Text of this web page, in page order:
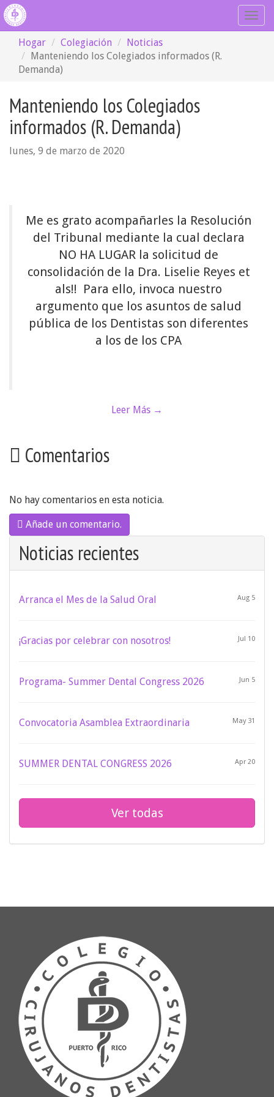
Hogar
Colegiación
Noticias
Manteniendo los Colegiados informados (R.
Demanda)
Manteniendo los Colegiados
informados (R. Demanda)
lunes, 9 de marzo de 2020
Me es grato acompañarles la Resolución
del Tribunal mediante la cual declara
NO HA LUGAR la solicitud de
consolidación de la Dra. Liselie Reyes et
als!! Para ello, invoca nuestro
argumento que los asuntos de salud
pública de los Dentistas son diferentes
a los de los CPA
Leer Más →
Comentarios
No hay comentarios en esta noticia.
Añade un comentario.
Noticias recientes
Aug 5
Arranca el Mes de la Salud Oral
Jul 10
¡Gracias por celebrar con nosotros!
Jun 5
Programa- Summer Dental Congress 2026
May 31
Convocatoria Asamblea Extraordinaria
Apr 20
SUMMER DENTAL CONGRESS 2026
Ver todas